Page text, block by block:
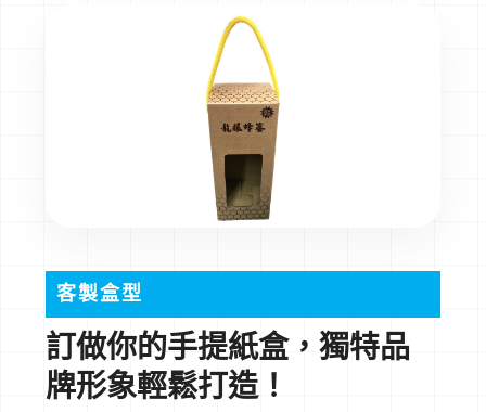
客製盒型
訂做你的手提紙盒，獨特品
牌形象輕鬆打造！